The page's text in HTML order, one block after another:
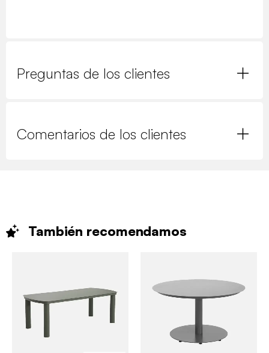
Preguntas de los clientes
Comentarios de los clientes
También recomendamos